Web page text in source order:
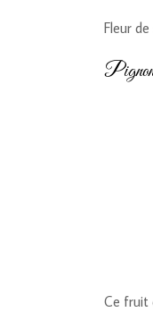
Fleur
Ce fruit